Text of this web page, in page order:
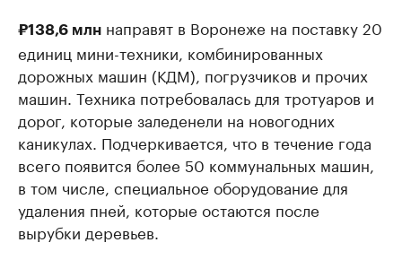
₽138,6 млн направят в Воронеже на поставку 20
единиц мини-техники, комбинированных
дорожных машин (КДМ), погрузчиков и прочих
машин. Техника потребовалась для тротуаров и
дорог, которые заледенели на новогодних
каникулах. Подчеркивается, что в течение года
всего появится более 50 коммунальных машин,
в том числе, специальное оборудование для
удаления пней, которые остаются после
вырубки деревьев.